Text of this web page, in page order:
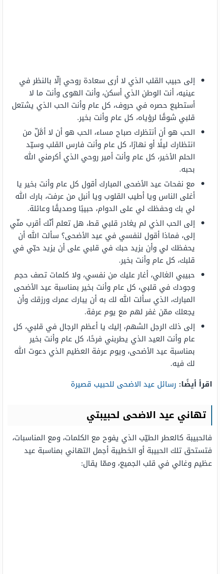
إلى حبيب القلب الذي لا أرى سعادة روحي إلّا بالنظر في
عينيه، أنت الوطن الذي أسكن، وأنت الهوى وأنت ما لا
أستطيع حصره في حروف، كل عام وأنت الحب الذي يشتعل
قلبي شوقًا لرؤياه، كل عام وأنت بخير.
الحب هو أن أنتظرك صباح مساء، الحب هو أن لا أمَّلّ من
انتظارك ليلًا أو نهارًا، كل عام وأنت فارس القلب وسيّد
الحلم الأخير، كل عام وأنت أمير روحي الذي أكرمني الله
بحبه.
مع نفحات عيد الأضحى المبارك أقول كل عام وأنت بخير يا
أغلى الناس ويا أطيب القلوب ويا أنبل من عرفت، بارك الله
لي بك وحفظك لي على الدوام، حبيبًا وصديقًا وعائلة.
إلى الحب الذي لم يغادر قلبي قط، هل تعلم أنّك أقرب منّي
إلى، فماذا أقول لنفسي في عيد الأضحى؟ سألت الله أن
يحفظك لي وأن يزيد حبك في قلبي على أن يزيد حبّي في
قلبك، كل عام وأنت بخير.
حبيبي الغالي، أغار عليك من نفسي، ولا كلمات تصف حجم
وجودك في قلبي، كل عام وأنت بخير بمناسبة عيد الأضحى
المبارك، الذي سألت الله لك به أن يبارك عمرك ورزقك وأن
يجعلك ممّن غفر لهم مع يوم عرفة.
إلى ذلك الرجل الشهم، إليك يا أعظم الرجال في قلبي، كل
عام وأنت العيد الذي يطربني فرحًا، كل عام وأنت بخير
بمناسبة عيد الأضحى، ويوم عرفة العظيم الذي دعوت الله
لك فيه.
اقرأ أيضًا: رسائل عيد الاضحى للحبيب قصيرة
تهاني عيد الاضحى لحبيبتي
فالحبيبة كالعطر الطيّب الذي يفوح مع الكلمات، ومع المناسبات،
فتستحق تلك الحبيبة أو الخطيبة أجمل التهاني بمناسبة عيد
عظيم وغالي في قلب الجميع، وممّا يقال: